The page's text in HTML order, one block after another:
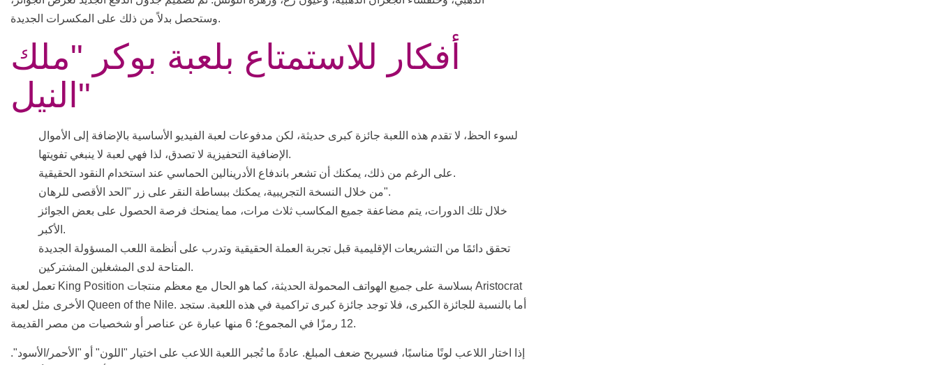
وستحصل بدلاً من ذلك على المكسرات الجديدة.
أفكار للاستمتاع بلعبة بوكر "ملك
النيل"
لسوء الحظ، لا تقدم هذه اللعبة جائزة كبرى حديثة، لكن مدفوعات لعبة الفيديو الأساسية بالإضافة إلى الأموال
الإضافية التحفيزية لا تصدق، لذا فهي لعبة لا ينبغي تفويتها.
على الرغم من ذلك، يمكنك أن تشعر باندفاع الأدرينالين الحماسي عند استخدام النقود الحقيقية.
من خلال النسخة التجريبية، يمكنك ببساطة النقر على زر "الحد الأقصى للرهان".
خلال تلك الدورات، يتم مضاعفة جميع المكاسب ثلاث مرات، مما يمنحك فرصة الحصول على بعض الجوائز
الأكبر.
تحقق دائمًا من التشريعات الإقليمية قبل تجربة العملة الحقيقية وتدرب على أنظمة اللعب المسؤولة الجديدة
المتاحة لدى المشغلين المشتركين.
تعمل لعبة King Position بسلاسة على جميع الهواتف المحمولة الحديثة، كما هو الحال مع معظم منتجات Aristocrat
الأخرى مثل لعبة Queen of the Nile. أما بالنسبة للجائزة الكبرى، فلا توجد جائزة كبرى تراكمية في هذه اللعبة. ستجد
12 رمزًا في المجموع؛ 6 منها عبارة عن عناصر أو شخصيات من مصر القديمة.
إذا اختار اللاعب لونًا مناسبًا، فسيربح ضعف المبلغ. عادةً ما تُجبر اللعبة اللاعب على اختيار "اللون" أو "الأحمر/الأسود".